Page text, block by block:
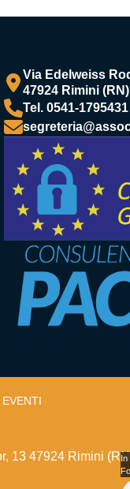
Via Edelweiss
47924 Rimini (RN)
Tel. 0541-
13 47924 Rimini
In